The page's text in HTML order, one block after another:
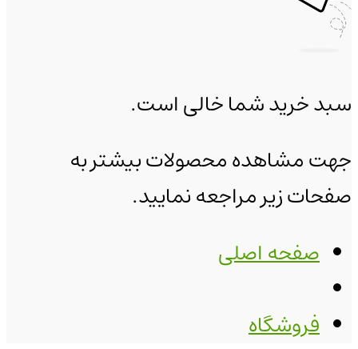
سبد خرید شما خالی است.
جهت مشاهده محصولات بیشتر به
صفحات زیر مراجعه نمایید.
صفحه اصلی
فروشگاه